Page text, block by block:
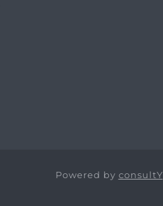
Powered by consultY